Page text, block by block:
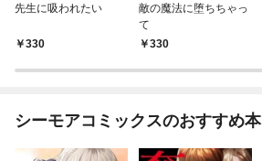
先生に吸われたい
330
敵の魔法に堕ちちゃっ
て
330
シーモアコミックスのおすすめ本